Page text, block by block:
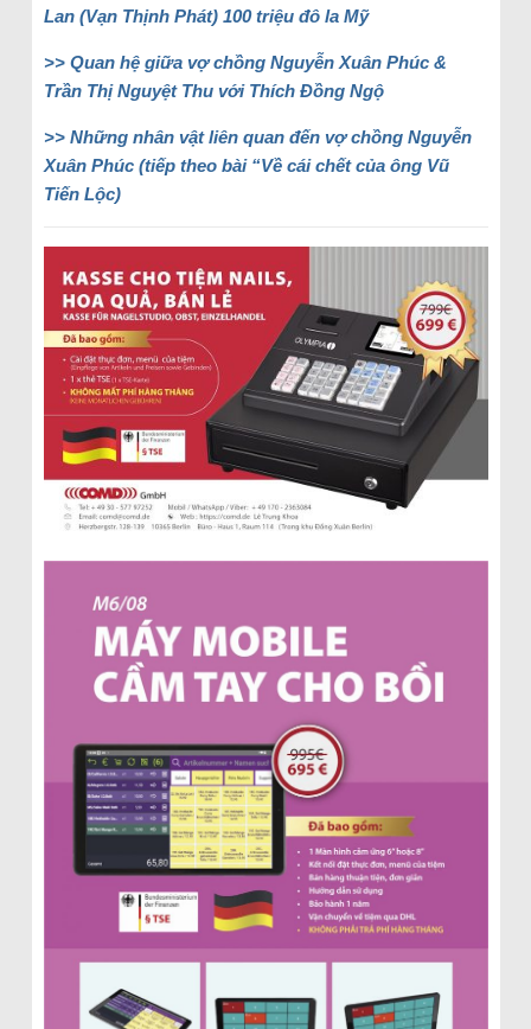
Lan (Vạn Thịnh Phát) 100 triệu đô la Mỹ
>> Quan hệ giữa vợ chồng Nguyễn Xuân Phúc &
Trần Thị Nguyệt Thu với Thích Đồng Ngộ
>> Những nhân vật liên quan đến vợ chồng Nguyễn
Xuân Phúc (tiếp theo bài “Về cái chết của ông Vũ
Tiến Lộc)